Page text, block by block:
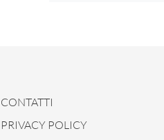
CONTATTI
PRIVACY POLICY